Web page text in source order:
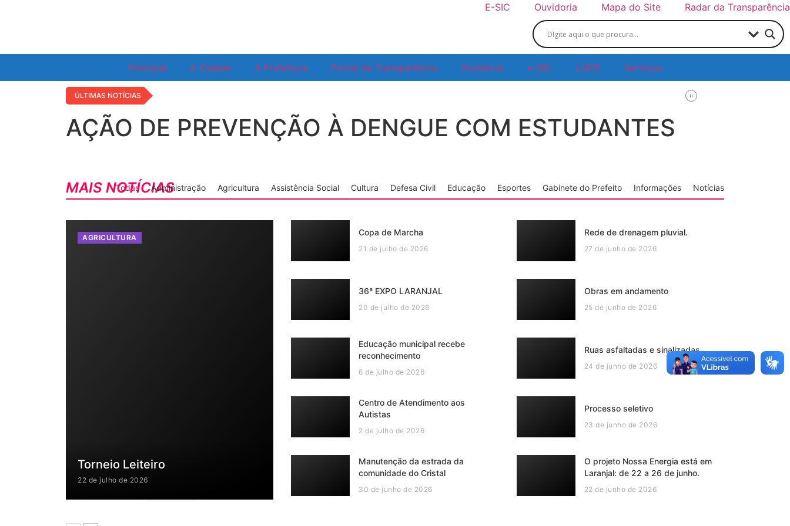
E-SIC Ouvidoria Mapa do Site Radar da Transparência
Principal A Cidade A Prefeitura Portal da Transparência Ouvidoria e-SIC LGPD Serviços
ÚLTIMAS NOTÍCIAS
AÇÃO DE PREVENÇÃO À DENGUE COM ESTUDANTES
MAIS NOTÍCIAS
Todas Administração Agricultura Assistência Social Cultura Defesa Civil Educação Esportes Gabinete do Prefeito Informações Notícias
AGRICULTURA
Torneio Leiteiro
22 de julho de 2026
Copa de Marcha
21 de julho de 2026
36ª EXPO LARANJAL
20 de julho de 2026
Educação municipal recebe
reconhecimento
6 de julho de 2026
Centro de Atendimento aos
Autistas
2 de julho de 2026
Manutenção da estrada da
comunidade do Cristal
30 de junho de 2026
Rede de drenagem pluvial.
27 de junho de 2026
Obras em andamento
25 de junho de 2026
Ruas asfaltadas e sinalizadas
24 de junho de 2026
Processo seletivo
23 de junho de 2026
O projeto Nossa Energia está em
Laranjal: de 22 a 26 de junho.
22 de junho de 2026